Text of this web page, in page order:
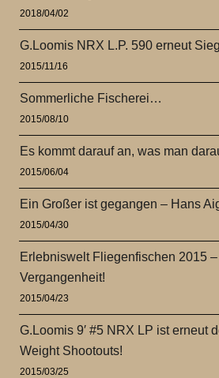
2018/04/02
G.Loomis NRX L.P. 590 erneut
2015/11/16
Sommerliche Fischerei…
2015/08/10
Es kommt darauf an, was man
2015/06/04
Ein Großer ist gegangen – Hans
2015/04/30
Erlebniswelt Fliegenfischen 2015
Vergangenheit!
2015/04/23
G.Loomis 9′ #5 NRX LP ist erneut
Weight Shootouts!
2015/03/25